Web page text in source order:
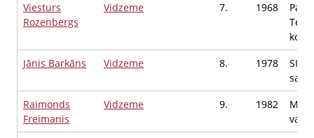
Viesturs
Rozenbergs
Vidzeme 7. 1968
Jānis Barkāns
Vidzeme 8. 1978
SIA
Raimonds
Freimanis
Vidzeme 9. 1982